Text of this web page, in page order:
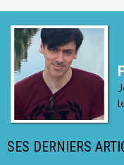
SES DERNIERS